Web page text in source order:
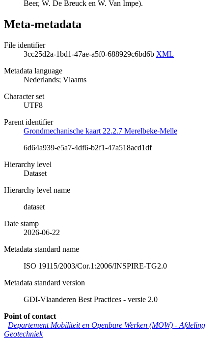
Beer, W. De Breuck en W. Van Impe).
Meta-metadata
File identifier
3cc25d2a-1bd1-47ae-a5f0-688929c6bd6b XML
Metadata language
Nederlands; Vlaams
Character set
UTF8
Parent identifier
Grondmechanische kaart 22.2.7 Merelbeke-Melle
6d64a939-e5a7-4df6-b2f1-47a518acd1df
Hierarchy level
Dataset
Hierarchy level name
dataset
Date stamp
2026-06-22
Metadata standard name
ISO 19115/2003/Cor.1:2006/INSPIRE-TG2.0
Metadata standard version
GDI-Vlaanderen Best Practices - versie 2.0
Point of contact
Departement Mobiliteit en Openbare Werken (MOW) - Afdeling
Geotechniek